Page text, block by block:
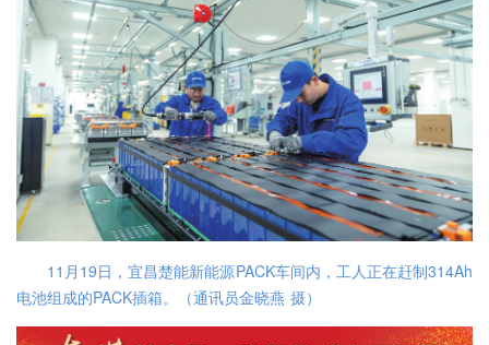
11月19日，宜昌楚能新能源PACK车间内，工人正在赶制314Ah
电池组成的PACK插箱。（通讯员金晓燕 摄）